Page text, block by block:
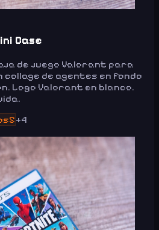
Case
de juego Valorant para
collage de agentes en fondo
Logo Valorant en blanco.
+4